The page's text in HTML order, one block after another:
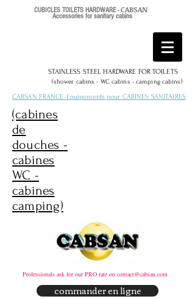
CUBICLES TOILETS HARDWARE -CABSAN
Accessories for sanitary cabins
STAINLESS STEEL HARDWARE FOR TOILETS
(shower cabins - WC cabins - camping cabins)
CABSAN FRANCE-Equipements pour CABINES SANITAIRES
(cabines
de
douches -
cabines
WC -
cabines
camping)
Professionals ask for our PRO rate on contact@cabsan.com
commander en ligne